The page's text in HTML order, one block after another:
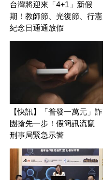
台灣將迎來「4+1」新假
期！教師節、光復節、行憲
紀念日通通放假
【快訊】「普發一萬元」詐
團搶先一步！假簡訊流竄
刑事局緊急示警